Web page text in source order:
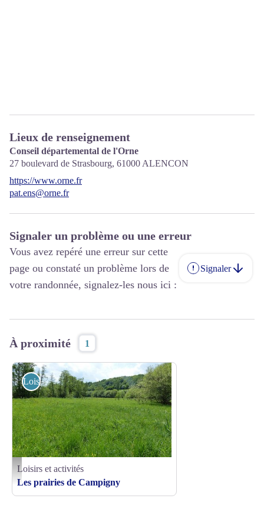
Lieux de renseignement
Conseil départemental de l'Orne
27 boulevard de Strasbourg, 61000 ALENCON
https://www.orne.fr
pat.ens@orne.fr
Signaler un problème ou une erreur
Vous avez repéré une erreur sur cette
page ou constaté un problème lors de
votre randonnée, signalez-les nous ici :
Signaler
À proximité 1
Les prairies de Campigny - © CD 61
Loisirs et activités
Loisirs et activités
Les prairies de Campigny